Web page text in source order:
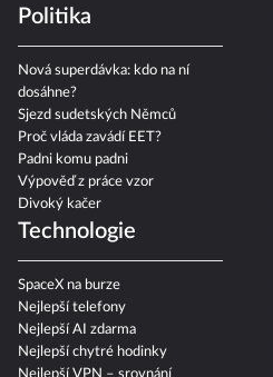
Politika
Nová superdávka: kdo na ní
dosáhne?
Sjezd sudetských Němců
Proč vláda zavádí EET?
Padni komu padni
Výpověď z práce vzor
Divoký kačer
Technologie
SpaceX na burze
Nejlepší telefony
Nejlepší AI zdarma
Nejlepší chytré hodinky